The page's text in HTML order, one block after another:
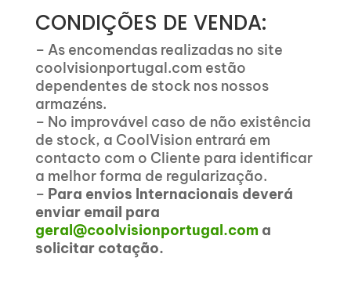
CONDIÇÕES DE VENDA:
– As encomendas realizadas no site
coolvisionportugal.com estão
dependentes de stock nos nossos
armazéns.
– No improvável caso de não existência
de stock, a CoolVision entrará em
contacto com o Cliente para identificar
a melhor forma de regularização.
– Para envios Internacionais deverá
enviar email para
geral@coolvisionportugal.com a
solicitar cotação.